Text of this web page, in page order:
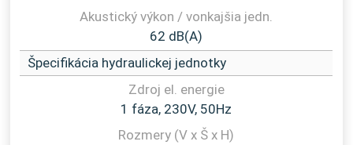
62 dB(A)
Špecifikácia hydraulickej jednotky
1 fáza, 230V, 50Hz